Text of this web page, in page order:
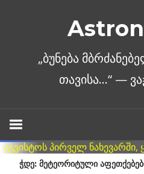
ᲭᲓᲔ: ᲛᲔᲢᲔᲝᲠᲘᲢᲣᲚᲘ